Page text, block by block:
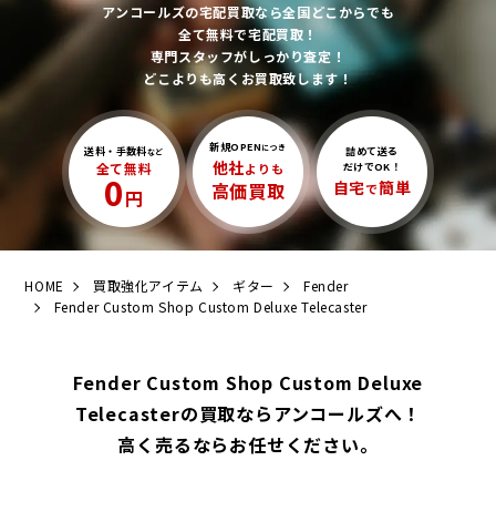
アンコールズの宅配買取なら全国どこからでも
全て無料で宅配買取！
専門スタッフがしっかり査定！
どこよりも高くお買取致します！
送料・手数料など
全て無料
0円
新規OPEN につき
他社よりも
高価買取
詰めて送る
だけでOK！
自宅で簡単
HOME 買取強化アイテム ギター
Fender
Fender Custom Shop Custom Deluxe Telecaster
Fender Custom Shop Custom Deluxe
Telecasterの買取ならアンコールズへ！
高く売るならお任せください。